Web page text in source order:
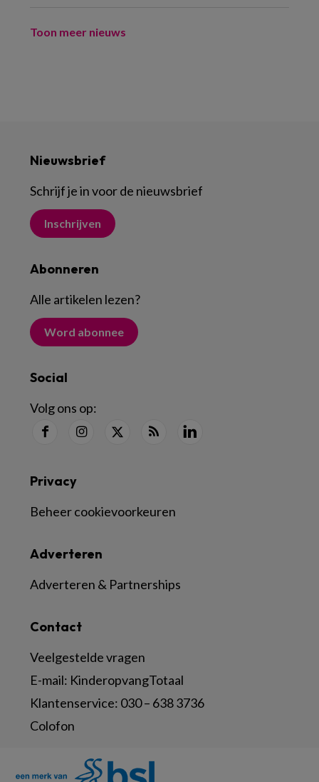
Toon meer nieuws
Nieuwsbrief
Schrijf je in voor de nieuwsbrief
Inschrijven
Abonneren
Alle artikelen lezen?
Word abonnee
Social
Volg ons op:
Contact
Veelgestelde vragen
E-mail: KinderopvangTotaal
Klantenservice: 030 – 638 3736
Colofon
Adverteren
Adverteren & Partnerships
Privacy
Beheer cookievoorkeuren